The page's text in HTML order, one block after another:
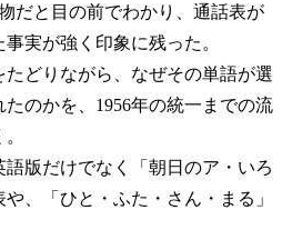
だと目の前でわかり、通話表が
実が強く印象に残った。
どりながら、なぜその単語が選
のかを、1956年の統一までの流
版だけでなく「朝日のア・いろ
、「ひと・ふた・さん・まる」